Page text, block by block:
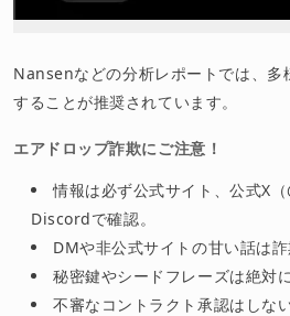
Nansenなどの分析レポートでは、多
することが推奨されています。
エアドロップ詐欺にご注意！
情報は必ず公式サイト、公式X
Discordで確認。
DMや非公式サイトの甘い話は詐
秘密鍵やシードフレーズは絶対
不審なコントラクト承認はしない